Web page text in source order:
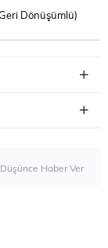
Dönüşümlü)
Haber Ver